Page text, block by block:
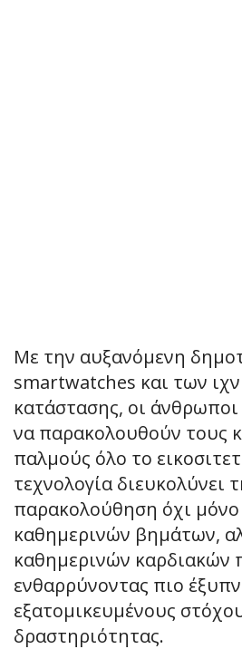
Με την αυξανόμενη
smartwatches και των
κατάστασης, οι
να παρακολουθούν τους
παλμούς όλο το
τεχνολογία διευκολύνει
παρακολούθηση όχι
καθημερινών βημάτων,
καθημερινών καρδιακών
ενθαρρύνοντας πιο
εξατομικευμένους
δραστηριότητας.